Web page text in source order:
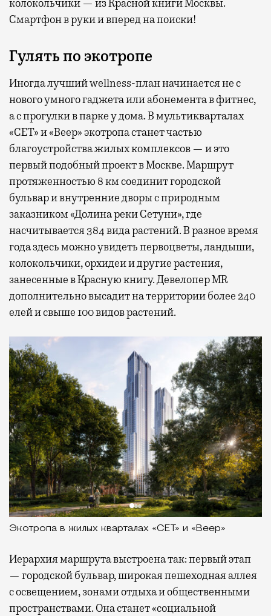
колокольчики — из Красной книги Москвы.
Смартфон в руки и вперед на поиски!
Гулять по экотропе
Иногда лучший wellness-план начинается не с
нового умного гаджета или абонемента в фитнес,
а с прогулки в парке у дома. В мультикварталах
«СЕТ» и «Веер» экотропа станет частью
благоустройства жилых комплексов — и это
первый подобный проект в Москве. Маршрут
протяженностью 8 км соединит городской
бульвар и внутренние дворы с природным
заказником «Долина реки Сетуни», где
насчитывается 384 вида растений. В разное время
года здесь можно увидеть первоцветы, ландыши,
колокольчики, орхидеи и другие растения,
занесенные в Красную книгу. Девелопер MR
дополнительно высадит на территории более 240
елей и свыше 100 видов растений.
Экотропа в жилых кварталах «СЕТ» и «Веер»
Иерархия маршрута выстроена так: первый этап
— городской бульвар, широкая пешеходная аллея
с освещением, зонами отдыха и общественными
пространствами. Она станет «социальной